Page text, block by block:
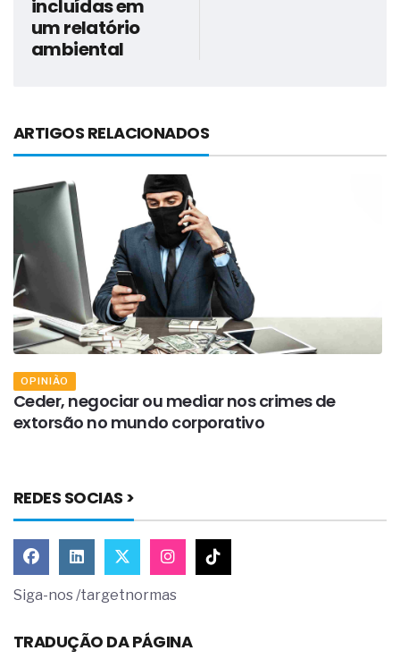
incluídas em
um relatório
ambiental
ARTIGOS RELACIONADOS
OPINIÃO
Ceder, negociar ou mediar nos crimes de
extorsão no mundo corporativo
REDES SOCIAS >
Siga-nos /targetnormas
TRADUÇÃO DA PÁGINA